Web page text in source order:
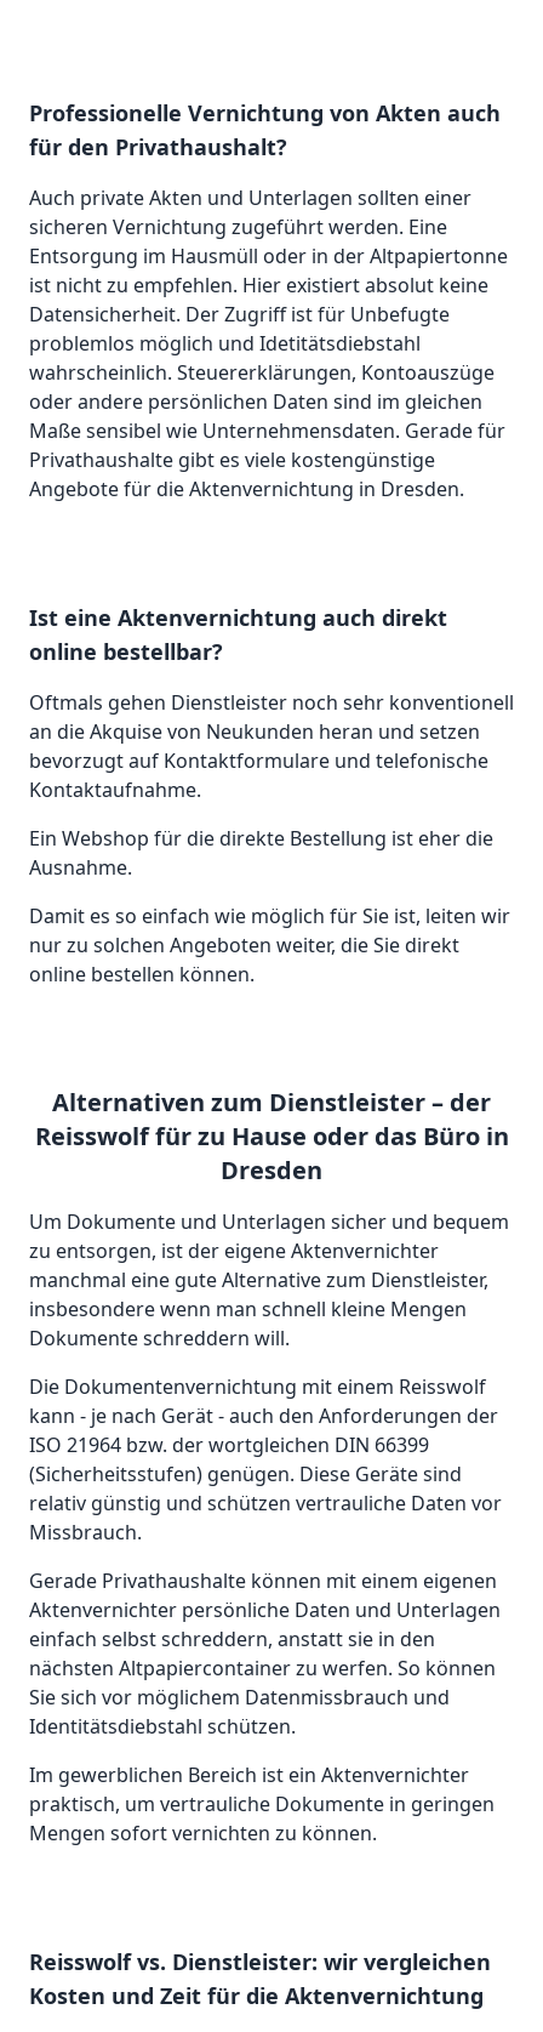
Professionelle Vernichtung von Akten auch
für den Privathaushalt?
Auch private Akten und Unterlagen sollten einer
sicheren Vernichtung zugeführt werden. Eine
Entsorgung im Hausmüll oder in der Altpapiertonne
ist nicht zu empfehlen. Hier existiert absolut keine
Datensicherheit. Der Zugriff ist für Unbefugte
problemlos möglich und Idetitätsdiebstahl
wahrscheinlich. Steuererklärungen, Kontoauszüge
oder andere persönlichen Daten sind im gleichen
Maße sensibel wie Unternehmensdaten. Gerade für
Privathaushalte gibt es viele kostengünstige
Angebote für die Aktenvernichtung in Dresden.
Ist eine Aktenvernichtung auch direkt
online bestellbar?
Oftmals gehen Dienstleister noch sehr konventionell
an die Akquise von Neukunden heran und setzen
bevorzugt auf Kontaktformulare und telefonische
Kontaktaufnahme.
Ein Webshop für die direkte Bestellung ist eher die
Ausnahme.
Damit es so einfach wie möglich für Sie ist, leiten wir
nur zu solchen Angeboten weiter, die Sie direkt
online bestellen können.
Alternativen zum Dienstleister – der
Reisswolf für zu Hause oder das Büro in
Dresden
Um Dokumente und Unterlagen sicher und bequem
zu entsorgen, ist der eigene Aktenvernichter
manchmal eine gute Alternative zum Dienstleister,
insbesondere wenn man schnell kleine Mengen
Dokumente schreddern will.
Die Dokumentenvernichtung mit einem Reisswolf
kann - je nach Gerät - auch den Anforderungen der
ISO 21964 bzw. der wortgleichen DIN 66399
(Sicherheitsstufen) genügen. Diese Geräte sind
relativ günstig und schützen vertrauliche Daten vor
Missbrauch.
Gerade Privathaushalte können mit einem eigenen
Aktenvernichter persönliche Daten und Unterlagen
einfach selbst schreddern, anstatt sie in den
nächsten Altpapiercontainer zu werfen. So können
Sie sich vor möglichem Datenmissbrauch und
Identitätsdiebstahl schützen.
Im gewerblichen Bereich ist ein Aktenvernichter
praktisch, um vertrauliche Dokumente in geringen
Mengen sofort vernichten zu können.
Reisswolf vs. Dienstleister: wir vergleichen
Kosten und Zeit für die Aktenvernichtung